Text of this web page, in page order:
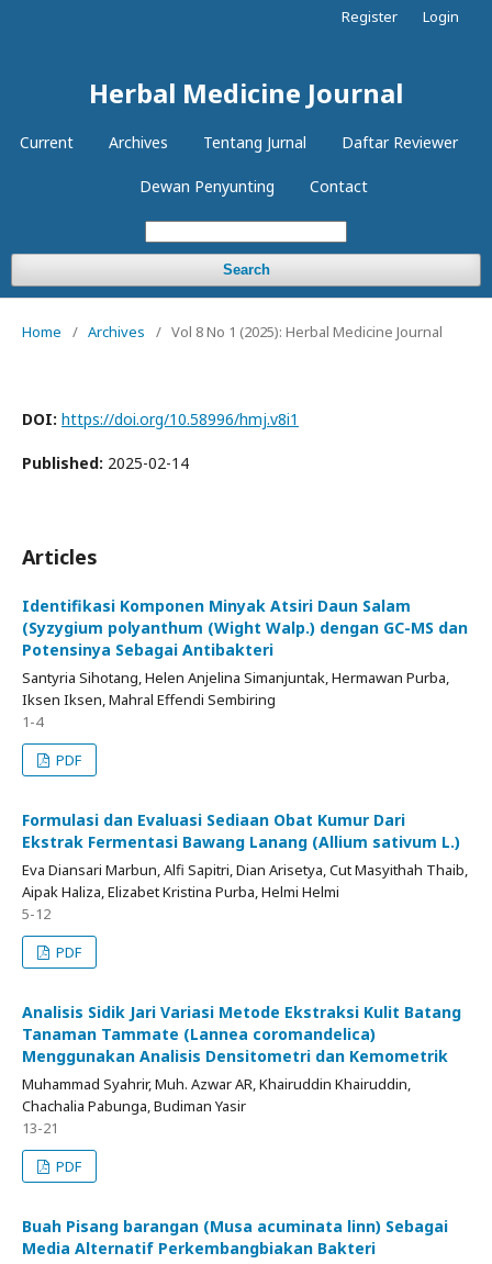
Herbal Medicine Journal
Current Archives Tentang Jurnal Daftar Reviewer
Dewan Penyunting Contact
Search
Register Login
Home / Archives / Vol 8 No 1 (2025): Herbal Medicine Journal
DOI: https://doi.org/10.58996/hmj.v8i1
Published: 2025-02-14
Articles
Identifikasi Komponen Minyak Atsiri Daun Salam
(Syzygium polyanthum (Wight Walp.) dengan GC-MS dan
Potensinya Sebagai Antibakteri
Santyria Sihotang, Helen Anjelina Simanjuntak, Hermawan Purba,
Iksen Iksen, Mahral Effendi Sembiring
1-4
PDF
Formulasi dan Evaluasi Sediaan Obat Kumur Dari
Ekstrak Fermentasi Bawang Lanang (Allium sativum L.)
Eva Diansari Marbun, Alfi Sapitri, Dian Arisetya, Cut Masyithah Thaib,
Aipak Haliza, Elizabet Kristina Purba, Helmi Helmi
5-12
PDF
Analisis Sidik Jari Variasi Metode Ekstraksi Kulit Batang
Tanaman Tammate (Lannea coromandelica)
Menggunakan Analisis Densitometri dan Kemometrik
Muhammad Syahrir, Muh. Azwar AR, Khairuddin Khairuddin,
Chachalia Pabunga, Budiman Yasir
13-21
PDF
Buah Pisang barangan (Musa acuminata linn) Sebagai
Media Alternatif Perkembangbiakan Bakteri